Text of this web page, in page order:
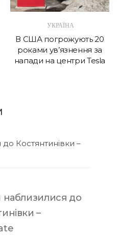
УКРАЇНА
В США погрожують 20
роками ув’язнення за
напади на центри Tesla
Костянтинівки –
наблизилися до
–